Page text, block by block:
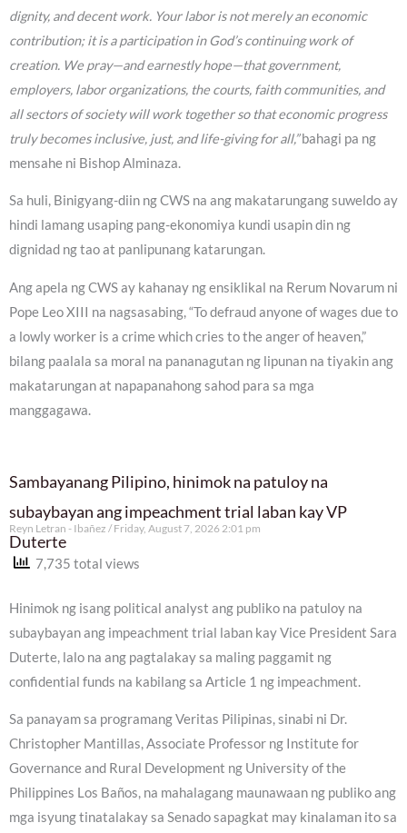
dignity, and decent work. Your labor is not merely an economic
contribution; it is a participation in God’s continuing work of
creation. We pray—and earnestly hope—that government,
employers, labor organizations, the courts, faith communities, and
all sectors of society will work together so that economic progress
truly becomes inclusive, just, and life-giving for all,”bahagi pa ng
mensahe ni Bishop Alminaza.
Sa huli, Binigyang-diin ng CWS na ang makatarungang suweldo ay
hindi lamang usaping pang-ekonomiya kundi usapin din ng
dignidad ng tao at panlipunang katarungan.
Ang apela ng CWS ay kahanay ng ensiklikal na Rerum Novarum ni
Pope Leo XIII na nagsasabing, “To defraud anyone of wages due to
a lowly worker is a crime which cries to the anger of heaven,”
bilang paalala sa moral na pananagutan ng lipunan na tiyakin ang
makatarungan at napapanahong sahod para sa mga
manggagawa.
Sambayanang Pilipino, hinimok na patuloy na
subaybayan ang impeachment trial laban kay VP
Duterte
Reyn Letran - Ibañez Friday, August 7, 2026 2:01 pm
7,735 total views
Hinimok ng isang political analyst ang publiko na patuloy na
subaybayan ang impeachment trial laban kay Vice President Sara
Duterte, lalo na ang pagtalakay sa maling paggamit ng
confidential funds na kabilang sa Article 1 ng impeachment.
Sa panayam sa programang Veritas Pilipinas, sinabi ni Dr.
Christopher Mantillas, Associate Professor ng Institute for
Governance and Rural Development ng University of the
Philippines Los Baños, na mahalagang maunawaan ng publiko ang
mga isyung tinatalakay sa Senado sapagkat may kinalaman ito sa